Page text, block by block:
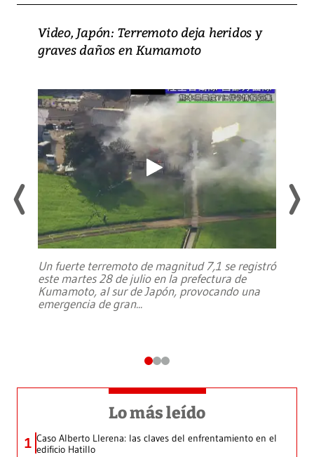
Video, Japón: Terremoto deja heridos y
graves daños en Kumamoto
Un fuerte terremoto de magnitud 7,1 se registró
este martes 28 de julio en la prefectura de
Kumamoto, al sur de Japón, provocando una
emergencia de gran...
Lo más leído
1 Caso Alberto Llerena: las claves del enfrentamiento en el
edificio Hatillo